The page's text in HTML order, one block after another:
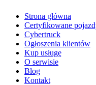
Strona główna
Certyfikowane
Cybertruck
Ogłoszenia klientów
Kup usługę
O serwisie
Blog
Kontakt